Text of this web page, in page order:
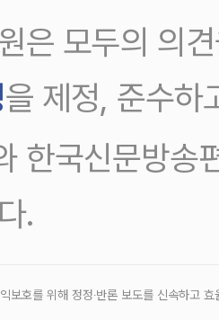
은 모두의 의
을 제정, 준수하
한국신문방송
.
보호를 위해 정정‧반론 보도를 신속하고